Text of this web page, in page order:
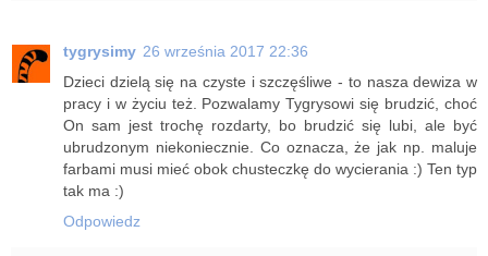
tygrysimy 26 września 2017 22:36
Dzieci dzielą się na czyste i szczęśliwe - to nasza dewiza w
pracy i w życiu też. Pozwalamy Tygrysowi się brudzić, choć
On sam jest trochę rozdarty, bo brudzić się lubi, ale być
ubrudzonym niekoniecznie. Co oznacza, że jak np. maluje
farbami musi mieć obok chusteczkę do wycierania :) Ten typ
tak ma :)
Odpowiedz